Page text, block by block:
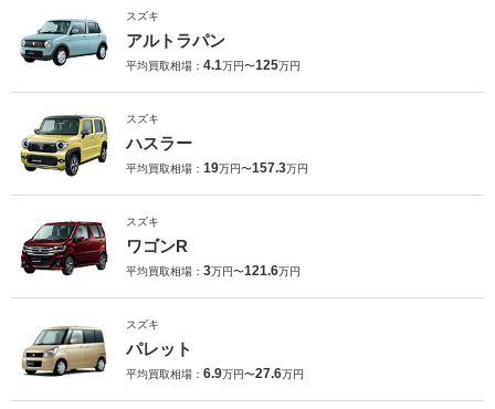
スズキ
アルトラパン
平均買取相場： 4.1万円〜125万円
スズキ
ハスラー
平均買取相場： 19万円〜157.3万円
スズキ
ワゴンR
平均買取相場： 3万円〜121.6万円
スズキ
パレット
平均買取相場： 6.9万円〜27.6万円